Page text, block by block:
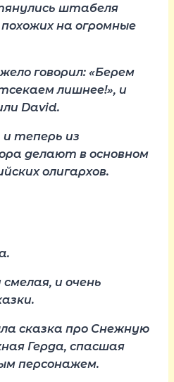
штабеля
на огромные
говорил: «Берем
лишнее!», и
David.
теперь из
делают в основном
олигархов.
и очень
сказка про Снежную
Герда, спасшая
персонажем.